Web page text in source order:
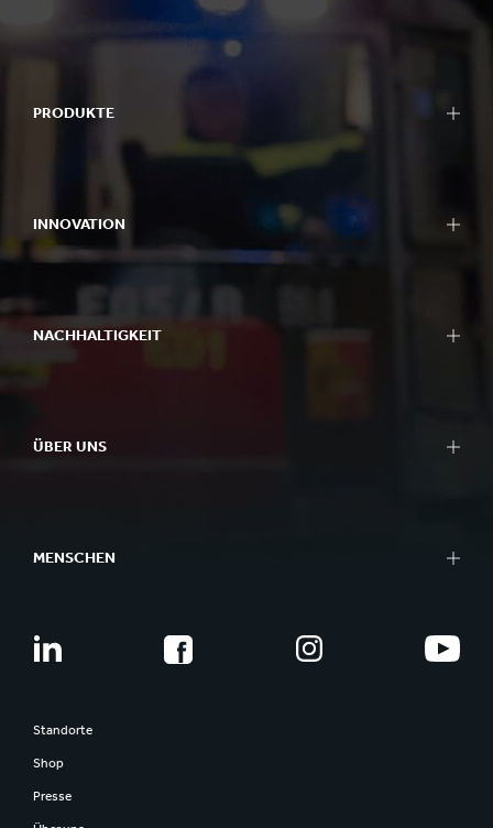
PRODUKTE
INNOVATION
NACHHALTIGKEIT
ÜBER UNS
MENSCHEN
Standorte
Shop
Presse